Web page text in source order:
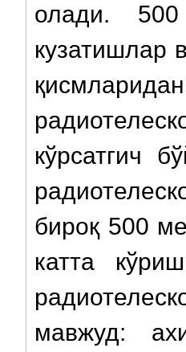
олади. 500
кузатишлар
кўрсатгич
бироқ 500
катта
мавжуд: